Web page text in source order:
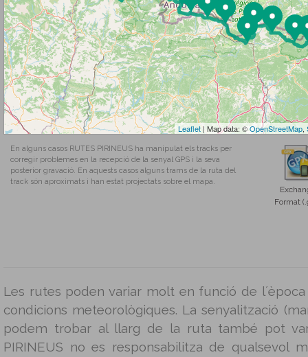
Leaflet | Map data: ©OpenStreetMap,
En alguns casos RUTES PIRINEUS ha manipulat els tracks per
corregir problemes en la recepció de la senyal GPS i la seva
posterior gravació. En aquests casos alguns trams de la ruta del
track són aproximats i han estat projectats sobre el mapa.
Format
Les rutes poden variar molt en funció de
condicions meteorològiques. La senyalització
podem trobar al llarg de la ruta també pot
PIRINEUS no es responsabilitza de qualsevol